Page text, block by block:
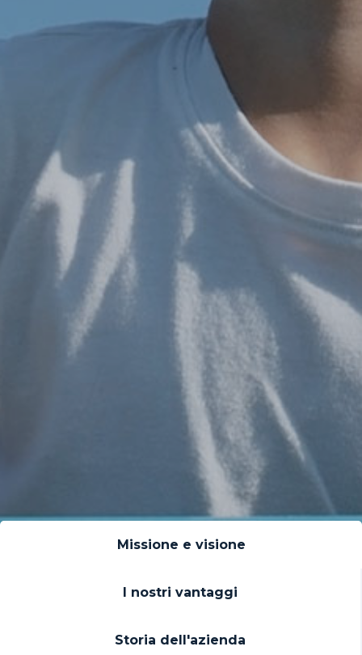
Missione e visione
I nostri vantaggi
Storia dell'azienda